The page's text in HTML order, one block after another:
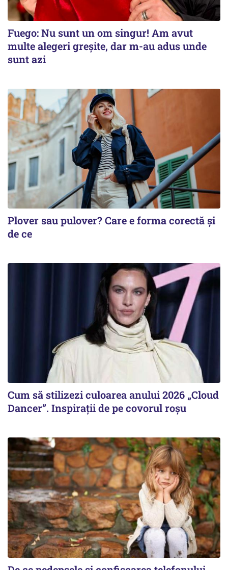
Fuego: Nu sunt un om singur! Am avut
multe alegeri greșite, dar m-au adus unde
sunt azi
Plover sau pulover? Care e forma corectă și
de ce
Cum să stilizezi culoarea anului 2026 „Cloud
Dancer”. Inspirații de pe covorul roșu